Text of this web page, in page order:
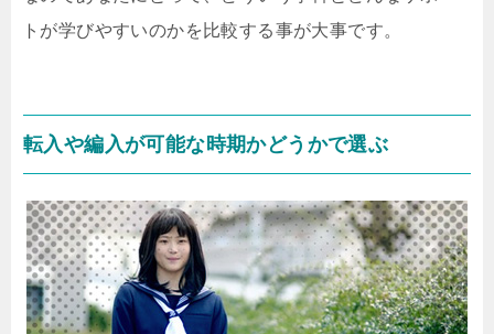
トが学びやすいのかを比較する事が大事です。
転入や編入が可能な時期かどうかで選ぶ